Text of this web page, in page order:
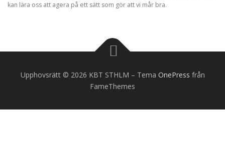
kan lära oss att agera på ett sätt som gör att vi mår bra.
Upphovsrätt © 2026 KBT STHLM – Tema OnePress från
FameThemes